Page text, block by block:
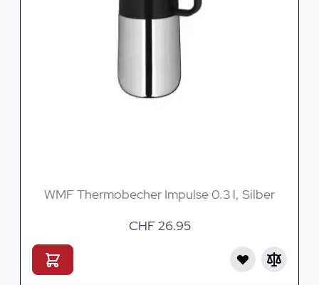
WMF Thermobecher Impulse 0.3 l, Silber
CHF 26.95